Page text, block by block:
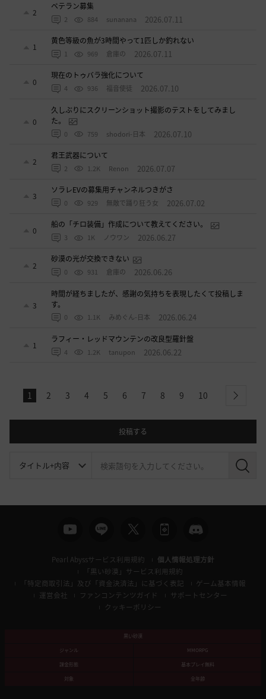
2
ベテラン募集
2 884 sunanana 2026.07.11
1
黄色等級の魚が3時間やって1匹しか釣れない
1 969 倉庫の 2026.07.11
0
現在のトゥバラ強化について
4 936 福音使徒 2026.07.10
0
久しぶりにスクリーンショット撮影のテストをしてみまし
た。
0 759 shodori-日本 2026.07.10
2
君王武器について
2 1.2K Renon 2026.07.07
3
ソラレEVの募集用チャンネルつきがさ
0 929 無敵で踊り狂う女 2026.07.02
0
船の「チロ装備」作成について教えてください。
3 1K ノウワン 2026.06.27
2
砂漠の光が交換できない
0 931 倉庫の 2026.06.26
3
時間が経ちましたが、感謝の気持ちを表現したくて投稿しま
す。
0 1.1K みめぐん-日本 2026.06.24
1
ラフィー・レッドマウンテンの改良型羅針盤
4 1.2K tanupon 2026.06.22
1 2 3 4 5 6 7 8 9 10 next
投稿する
検
Pearl Abyssサービス利用規約
個人情報処理方針
「黒い砂漠」サービス利用規約
「特定商取引法」及び「資金決済法」に基づく表記
ゲーム基本情報
運営会社
ファンコンテンツガイド
サポートセンター
クッキーポリシー
黒い砂漠
ジャンル
MMORPG
課金形態
基本プレイ無料
対象
全年齢